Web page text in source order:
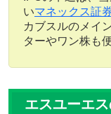
いマネックス証
カブスルのメイ
ターやワン株も
エスユーエ